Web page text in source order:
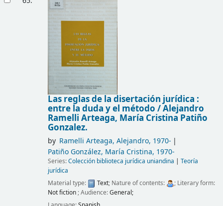
Las reglas de la disertación jurídica :
entre la duda y el método /Alejandro
Ramelli Arteaga, María Cristina Patiño
Gonzalez.
by Ramelli Arteaga, Alejandro, 1970-
Patiño González, María Cristina, 1970-
Series:Colección biblioteca jurídica uniandina | Teoría
jurídica
Material type:
Text; Nature of contents:
; Literary form:
Not fiction; Audience:General;